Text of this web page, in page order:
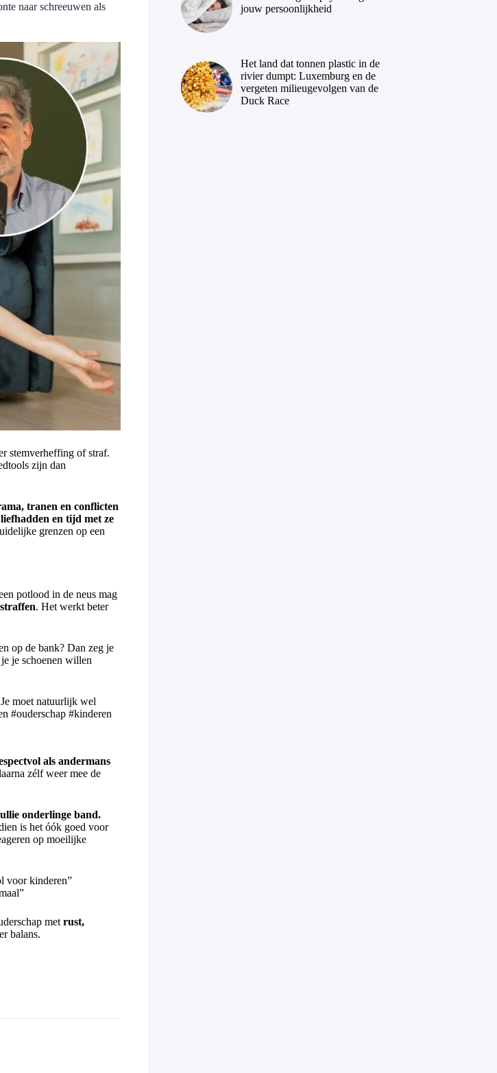
naar schreeuwen als
stemverheffing of straf.
zijn dan
tranen en conflicten
en tijd met ze
grenzen op een
potlood in de neus mag
. Het werkt beter
op de bank? Dan zeg je
je je schoenen willen
moet natuurlijk wel
#ouderschap #kinderen
als andermans
zélf weer mee de
onderlinge band.
is het óók goed voor
op moeilijke
voor kinderen”
met rust,
balans.
jouw persoonlijkheid
Het land dat tonnen plastic in de
rivier dumpt: Luxemburg en de
vergeten milieugevolgen van de
Duck Race